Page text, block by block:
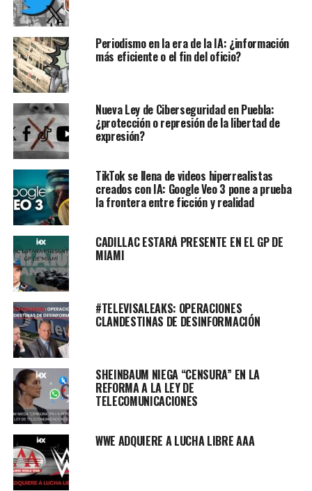
Periodismo en la era de la IA: ¿información
más eficiente o el fin del oficio?
Nueva Ley de Ciberseguridad en Puebla:
¿protección o represión de la libertad de
expresión?
TikTok se llena de videos hiperrealistas
creados con IA: Google Veo 3 pone a prueba
la frontera entre ficción y realidad
CADILLAC ESTARÁ PRESENTE EN EL GP DE
MIAMI
#TELEVISALEAKS: OPERACIONES
CLANDESTINAS DE DESINFORMACIÓN
SHEINBAUM NIEGA “CENSURA” EN LA
REFORMA A LA LEY DE
TELECOMUNICACIONES
WWE ADQUIERE A LUCHA LIBRE AAA